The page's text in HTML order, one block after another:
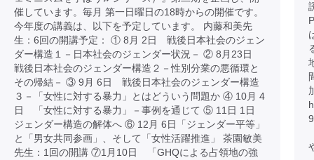
催しています。毎月 第一日曜日の18時からの開催です。
今年度の講義は、以下を予定しています。 内藤和美先
生：6回の開講予定： ① 8月 2日 戦後日本社会のジェン
ダー構造１－日本社会のジェンダー状況－ ② 8月23日
戦後日本社会のジェンダー構造２－性別分業の悪循環と
その帰結－ ③ 9月 6日 戦後日本社会のジェンダー構造
３－「女性に対する暴力」とはどういう問題か ④ 10月 4
日 「女性に対する暴力」－事例を通じて ⑤ 11日 1日
ジェンダー構造の解体へ ⑥ 12月 6日「ジェンダー平等」
と「男女共同参画」、そして「女性活躍推進」 茶園敏美
先生：1回の開講 ⑦1月10日 「GHQによる占領地の強